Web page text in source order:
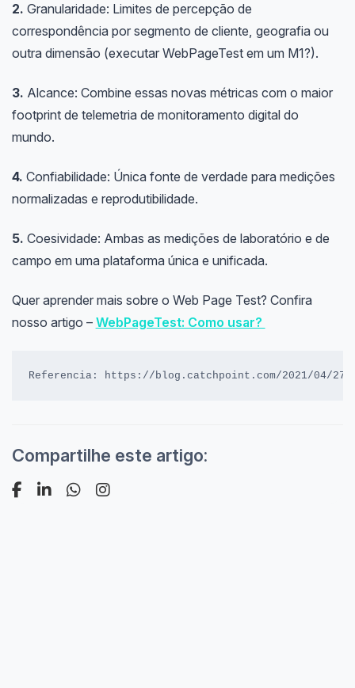
2. Granularidade: Limites de percepção de
correspondência por segmento de cliente, geografia ou
outra dimensão (executar WebPageTest em um M1?).
3. Alcance: Combine essas novas métricas com o maior
footprint de telemetria de monitoramento digital do
mundo.
4. Confiabilidade: Única fonte de verdade para medições
normalizadas e reprodutibilidade.
5. Coesividade: Ambas as medições de laboratório e de
campo em uma plataforma única e unificada.
Quer aprender mais sobre o Web Page Test? Confira
nosso artigo – WebPageTest: Como usar?
Referencia: https://blog.catchpoint.com/2021/04/
Compartilhe este artigo: